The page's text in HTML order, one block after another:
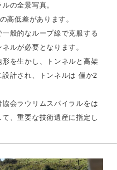
の全景写真。
高低差があります。
般的なループ線で克服する
ルが必要となります。
を生かし、トンネルと高架
計され、トンネルは 僅か2
会ラウリムスパイラルをは
、重要な技術遺産に指定し